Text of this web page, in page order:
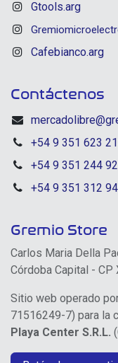
Gtools.arg
Cafebianco.arg
Contáctenos
+54 9 351 623
+54 9 351 244
+54 9 351 312
Gremio Store
Carlos Maria Della
Córdoba Capital - CP
Sitio web operado
71516249-7) para la
Playa Center S.R.L.